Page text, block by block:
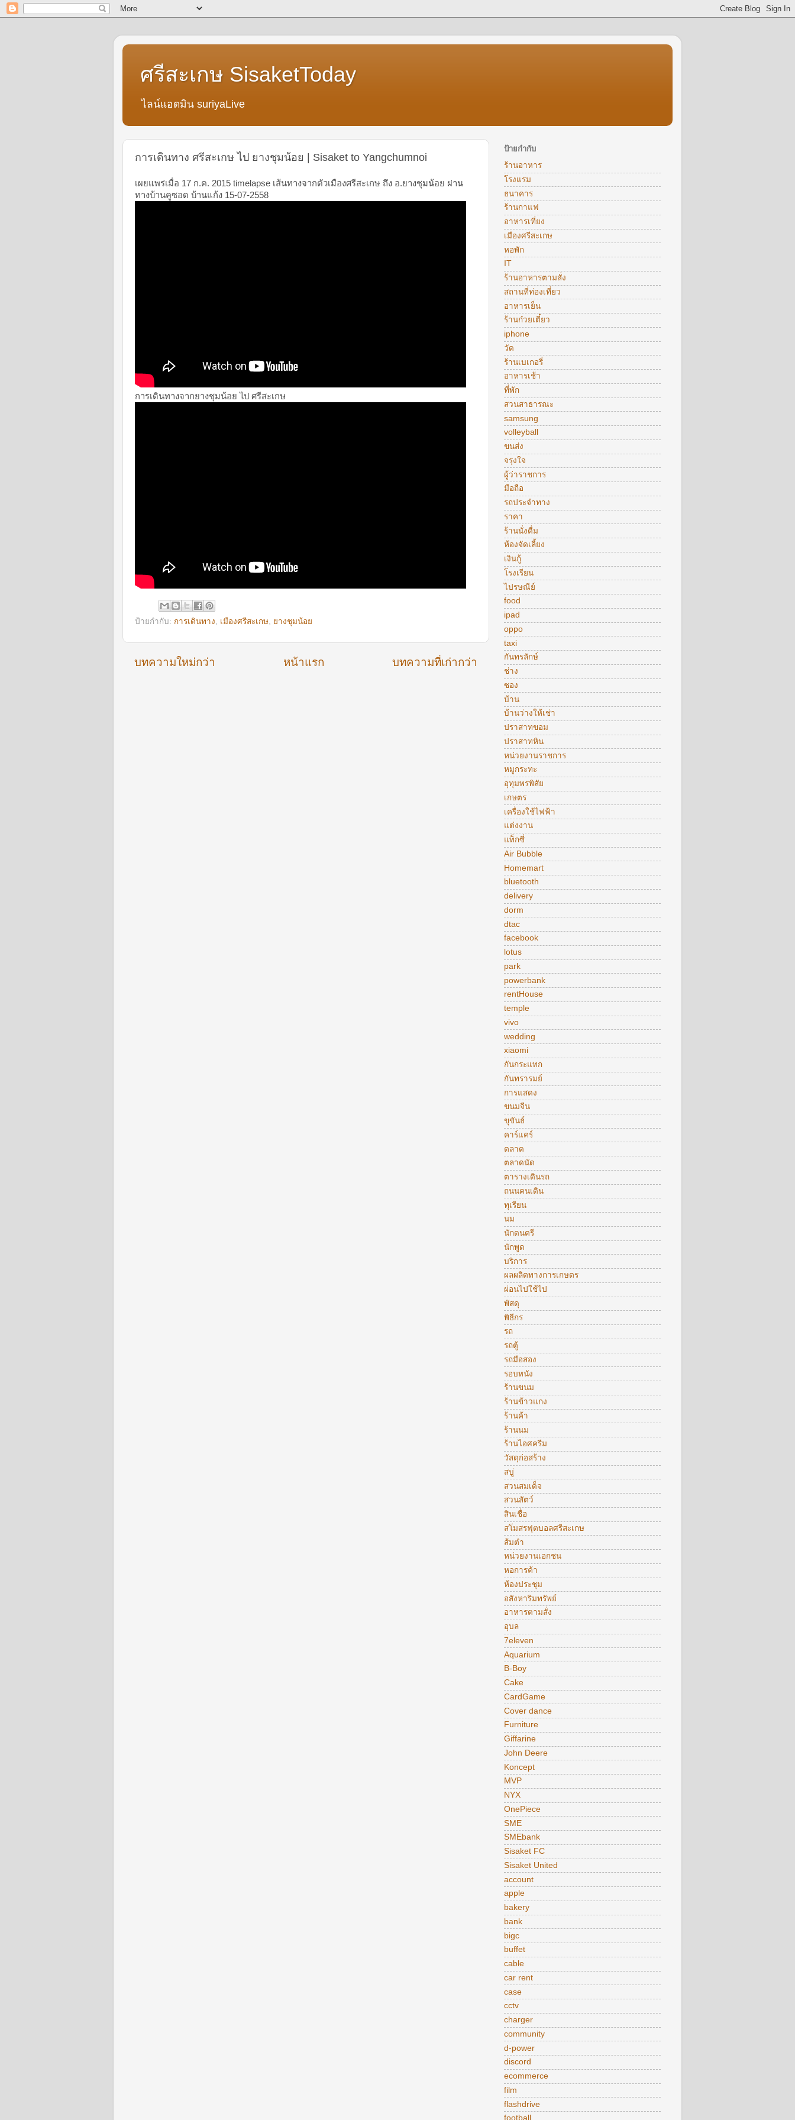
ศรีสะเกษ SisaketToday
ไลน์แอดมิน suriyaLive
การเดินทาง ศรีสะเกษ ไป ยางชุมน้อย | Sisaket to Yangchumnoi
เผยแพร่เมื่อ 17 ก.ค. 2015 timelapse เส้นทางจากตัวเมืองศรีสะเกษ ถึง อ.ยางชุมน้อย ผ่าน
ทางบ้านคูซอด บ้านแก้ง 15-07-2558
การเดินทางจากยางชุมน้อย ไป ศรีสะเกษ
ป้ายกำกับ: การเดินทาง เมืองศรีสะเกษ ยางชุมน้อย
บทความใหม่กว่า บทความที่เก่ากว่า
หน้าแรก
ป้ายกำกับ
ร้านอาหาร
โรงแรม
ธนาคาร
ร้านกาแฟ
อาหารเที่ยง
เมืองศรีสะเกษ
หอพัก
IT
ร้านอาหารตามสั่ง
สถานที่ท่องเที่ยว
อาหารเย็น
ร้านก๋วยเตี๋ยว
iphone
วัด
ร้านเบเกอรี่
อาหารเช้า
ที่พัก
สวนสาธารณะ
samsung
volleyball
ขนส่ง
จรุงใจ
ผู้ว่าราชการ
มือถือ
รถประจำทาง
ราคา
ร้านนั่งดื่ม
ห้องจัดเลี้ยง
เงินกู้
โรงเรียน
ไปรษณีย์
food
ipad
oppo
taxi
กันทรลักษ์
ช่าง
ซอง
บ้าน
บ้านว่างให้เช่า
ปราสาทขอม
ปราสาทหิน
หน่วยงานราชการ
หมูกระทะ
อุทุมพรพิสัย
เกษตร
เครื่องใช้ไฟฟ้า
แต่งงาน
แท็กซี่
Air Bubble
Homemart
bluetooth
delivery
dorm
dtac
facebook
lotus
park
powerbank
rentHouse
temple
vivo
wedding
xiaomi
กันกระแทก
กันทรารมย์
การแสดง
ขนมจีน
ขุขันธ์
คาร์แคร์
ตลาด
ตลาดนัด
ตารางเดินรถ
ถนนคนเดิน
ทุเรียน
นม
นักดนตรี
นักพูด
บริการ
ผลผลิตทางการเกษตร
ผ่อนไปใช้ไป
พัสดุ
พิธีกร
รถ
รถตู้
รถมือสอง
รอบหนัง
ร้านขนม
ร้านข้าวแกง
ร้านค้า
ร้านนม
ร้านไอศครีม
วัสดุก่อสร้าง
สบู่
สวนสมเด็จ
สวนสัตว์
สินเชื่อ
สโมสรฟุตบอลศรีสะเกษ
ส้มตำ
หน่วยงานเอกชน
หอการค้า
ห้องประชุม
อสังหาริมทรัพย์
อาหารตามสั่ง
อุบล
7eleven
Aquarium
B-Boy
Cake
CardGame
Cover dance
Furniture
Giffarine
John Deere
Koncept
MVP
NYX
OnePiece
SME
SMEbank
Sisaket FC
Sisaket United
account
apple
bakery
bank
bigc
buffet
cable
car rent
case
cctv
charger
community
d-power
discord
ecommerce
film
flashdrive
football